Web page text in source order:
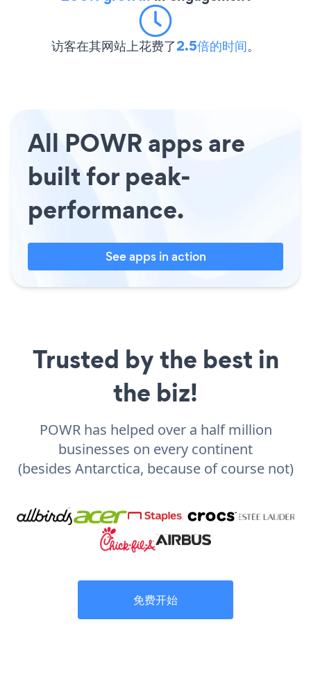
访客在其网站上花费了2.5倍的时间。
All POWR apps are
built for peak-
performance.
See apps in action
Trusted by the best in
the biz!
POWR has helped over a half million
businesses on every continent
(besides Antarctica, because of course not)
免费开始